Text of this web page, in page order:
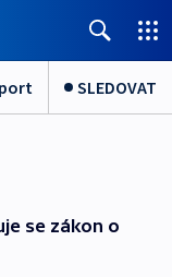
SLEDOVAT
se zákon o